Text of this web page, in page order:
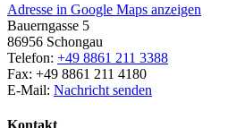
Adresse in Google Maps anzeigen
Bauerngasse 5
86956 Schongau
Telefon: +49 8861 211 3388
Fax: +49 8861 211 4180
E-Mail: Nachricht senden
Kontakt